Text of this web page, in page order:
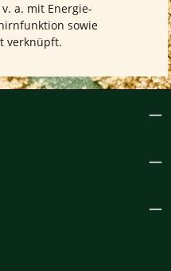
a. mit Energie-
sowie
verknüpft.